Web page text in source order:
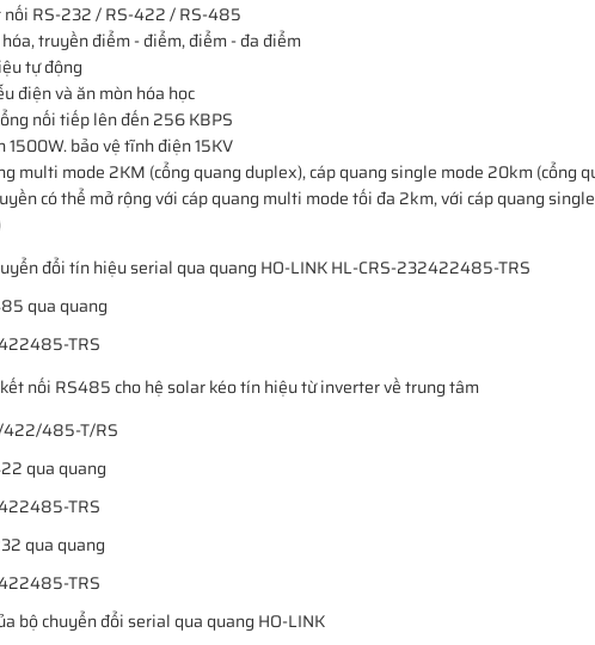
nối RS-232 / RS-422 / RS-485
truyền điểm - điểm, điểm - đa điểm
tự động
điện và ăn mòn hóa học
nối tiếp lên đến 256 KBPS
1500W. bảo vệ tĩnh điện 15KV
multi mode 2KM (cổng quang duplex), cáp quang single mode 20km (cổng
có thể mở rộng với cáp quang multi mode tối đa 2km, với cáp quang
đổi tín hiệu serial qua quang HO-LINK HL-CRS-232422485-TRS
qua quang
nối RS485 cho hệ solar kéo tín hiệu từ inverter về trung tâm
qua quang
qua quang
bộ chuyển đổi serial qua quang HO-LINK